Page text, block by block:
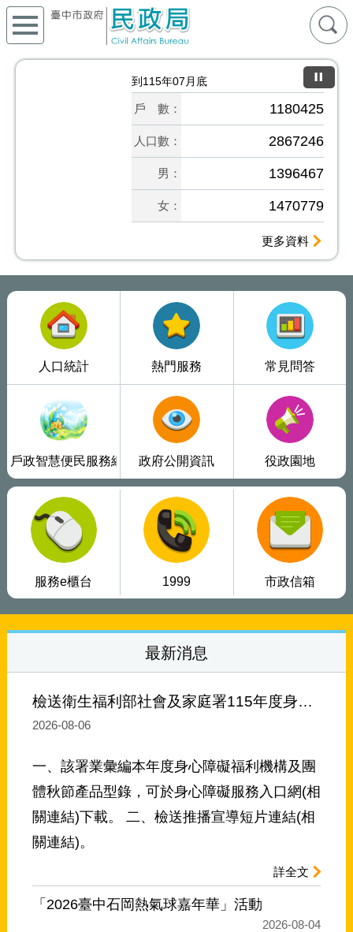
到115年07月底
戶 數： 1180425
人口數： 2867246
男： 1396467
女： 1470779
更多資料
人口統計 熱門服務 常見問答
戶政智慧便民服務網 政府公開資訊 役政園地
服務e櫃台 1999 市政信箱
最新消息
檢送衛生福利部社會及家庭署115年度身心障礙福利機構及團體秋節產品聯合推廣活動型錄及推廣影片。
2026-08-06
一、該署業彙編本年度身心障礙福利機構及團
體秋節產品型錄，可於身心障礙服務入口網(相
關連結)下載。 二、檢送推播宣導短片連結(相
關連結)。
詳全文
「2026臺中石岡熱氣球嘉年華」活動
2026-08-04